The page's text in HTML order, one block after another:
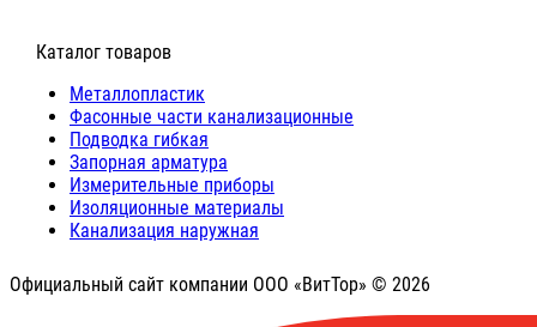
⠀Каталог товаров
Металлопластик
Фасонные части канализационные
Подводка гибкая
Запорная арматура
Измерительные приборы
Изоляционные материалы
Канализация наружная
Официальный сайт компании ООО «ВитТор» © 2026